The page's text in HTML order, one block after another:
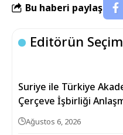
Bu haberi paylaş
Editörün
Suriye ile Türkiye
Çerçeve İşbirliği
Ağustos 6, 2026